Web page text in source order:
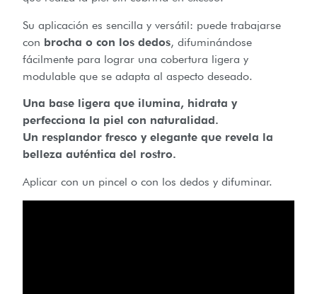
Su aplicación es sencilla y versátil: puede trabajarse
con brocha o con los dedos, difuminándose
fácilmente para lograr una cobertura ligera y
modulable que se adapta al aspecto deseado.
Una base ligera que ilumina, hidrata y
perfecciona la piel con naturalidad.
Un resplandor fresco y elegante que revela la
belleza auténtica del rostro.
Aplicar con un pincel o con los dedos y difuminar.